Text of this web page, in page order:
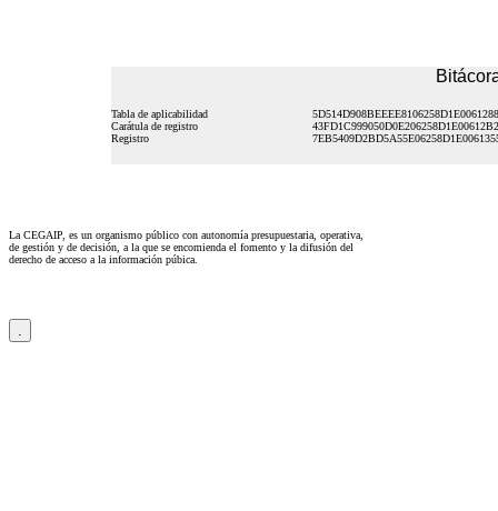
Tabla de aplicabilidad
Carátula de registro
Registro
La CEGAIP, es un organismo público con autonomía presupuestaria, operativa,
de gestión y de decisión, a la que se encomienda el fomento y la difusión del
derecho de acceso a la información púbica.